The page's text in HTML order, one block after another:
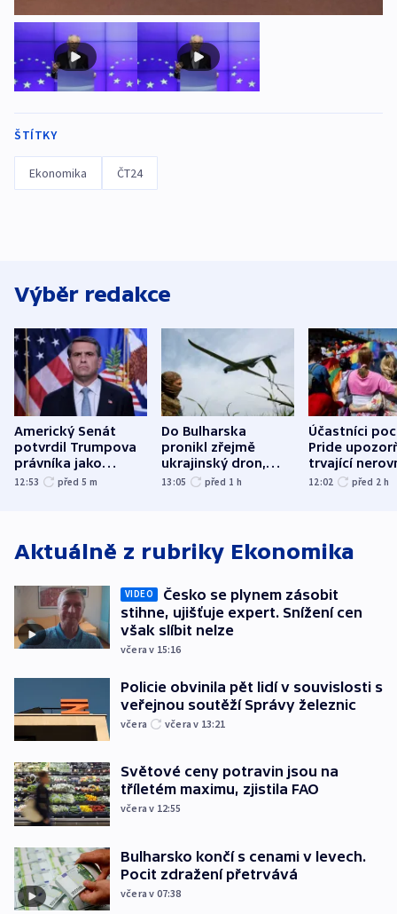
ŠTÍTKY
Ekonomika ČT24
Výběr redakce
Americký Senát
potvrdil Trumpova
právníka jako
ministra
12:53 před 5 m
Do Bulharska
pronikl zřejmě
ukrajinský dron,
explodoval kilometr
13:05 před 1 h
Účastníci
Pride
trvající
12:02 před 2 h
Aktuálně z rubriky Ekonomika
VIDEO
Česko se plynem zásobit
stihne, ujišťuje expert. Snížení cen
však slíbit nelze
včera v 15:16
Policie obvinila pět lidí v souvislosti s
veřejnou soutěží Správy železnic
včera včera v 13:21
Světové ceny potravin jsou na
tříletém maximu, zjistila FAO
včera v 12:55
Bulharsko končí s cenami v levech.
Pocit zdražení přetrvává
včera v 07:38